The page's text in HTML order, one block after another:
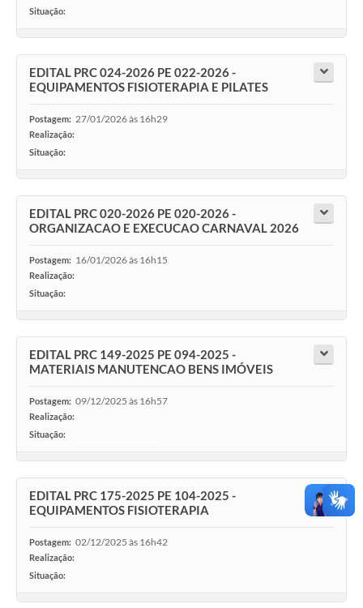
Situação:
EDITAL PRC 024-2026 PE 022-2026 -
EQUIPAMENTOS FISIOTERAPIA E PILATES
Postagem: 27/01/2026 às 16h29
Realização:
Situação:
EDITAL PRC 020-2026 PE 020-2026 -
ORGANIZACAO E EXECUCAO CARNAVAL 2026
Postagem: 16/01/2026 às 16h15
Realização:
Situação:
EDITAL PRC 149-2025 PE 094-2025 -
MATERIAIS MANUTENCAO BENS IMÓVEIS
Postagem: 09/12/2025 às 16h57
Realização:
Situação:
EDITAL PRC 175-2025 PE 104-2025 -
EQUIPAMENTOS FISIOTERAPIA
Postagem: 02/12/2025 às 16h42
Realização:
Situação: